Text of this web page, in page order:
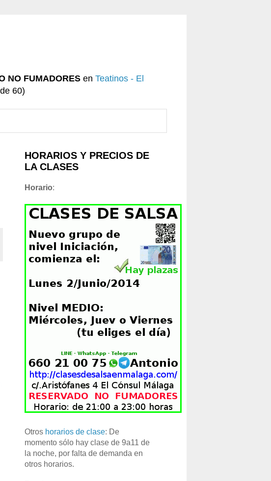
NO FUMADORES en Teatinos - El
60)
HORARIOS Y PRECIOS DE
LA CLASES
Horario:
Otros horarios de clase: De
momento sólo hay clase de 9a11 de
la noche, por falta de demanda en
otros horarios.